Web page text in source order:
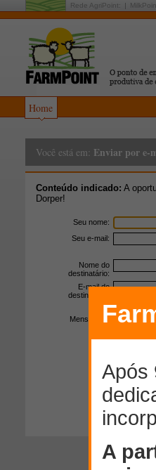
Rede AgriPoint:
Home
Você está em: Enviar por e-
Conteúdo indicado: A
Dorper!
Seu nome:
Seu e-mail:
Nome do
destinatário:
E-mail do
destinatário:
Mensagem:
300